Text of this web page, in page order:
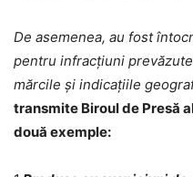
De asemenea, au fost
pentru infracțiuni
mărcile şi indicaţiile
transmite Biroul de Presă
două exemple: